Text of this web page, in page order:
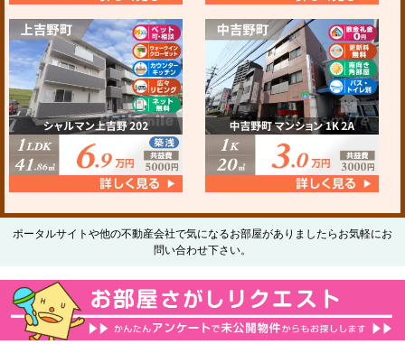
ポータルサイトや他の不動産会社で気になるお部屋がありましたらお気軽にお
問い合わせ下さい。